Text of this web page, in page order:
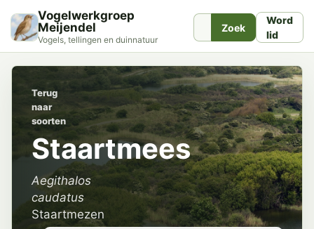
Vogelwerkgroep
Meijendel
Vogels, tellingen en duinnatuur
Zoek
Word
lid
Terug
naar
soorten
Staartmees
Aegithalos
caudatus
Staartmezen